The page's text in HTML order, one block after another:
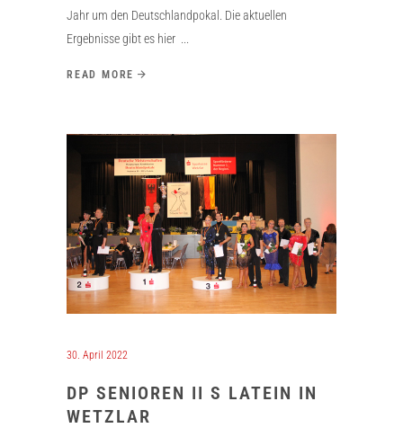
Jahr um den Deutschlandpokal. Die aktuellen
Ergebnisse gibt es hier
READ MORE
30. April 2022
DP SENIOREN II S LATEIN IN
WETZLAR